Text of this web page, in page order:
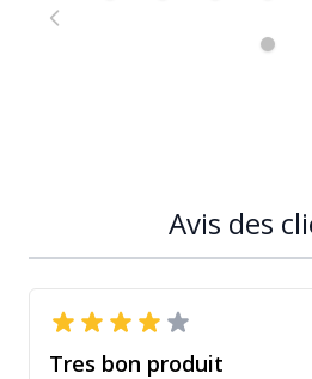
Avis des
Tres bon produit